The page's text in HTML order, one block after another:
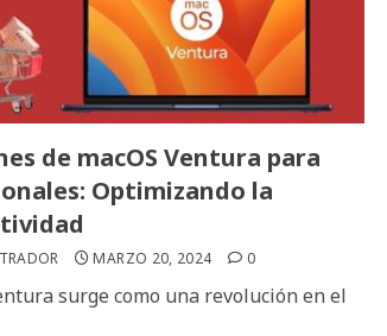
de macOS Ventura para
Optimizando la
MARZO 20, 2024 0
surge como una revolución en el